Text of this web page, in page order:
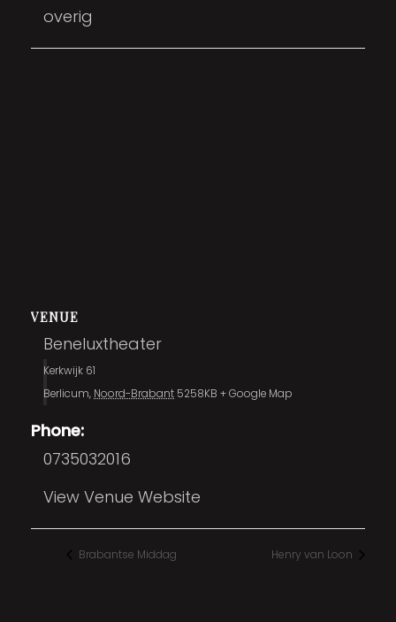
overig
VENUE
Beneluxtheater
Kerkwijk 61
Berlicum, Noord-Brabant 5258KB + Google Map
Phone:
0735032016
View Venue Website
Brabantse Middag Henry van Loon